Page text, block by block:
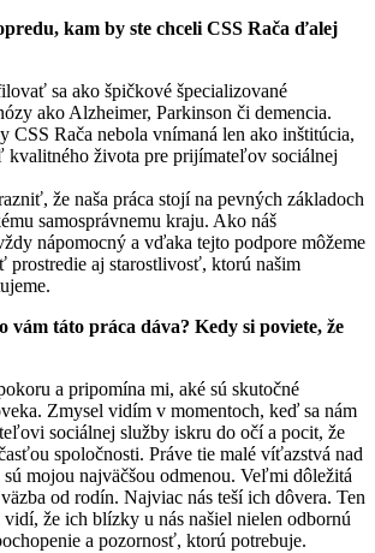
kam by ste chceli CSS Rača ďalej
sa ako špičkové špecializované
ako Alzheimer, Parkinson či demencia.
CSS Rača nebola vnímaná len ako inštitúcia,
kvalitného života pre prijímateľov sociálnej
že naša práca stojí na pevných základoch
samosprávnemu kraju. Ako náš
nápomocný a vďaka tejto podpore môžeme
prostredie aj starostlivosť, ktorú našim
vám táto práca dáva? Kedy si poviete, že
a pripomína mi, aké sú skutočné
Zmysel vidím v momentoch, keď sa nám
sociálnej služby iskru do očí a pocit, že
spoločnosti. Práve tie malé víťazstvá nad
sú mojou najväčšou odmenou. Veľmi dôležitá
od rodín. Najviac nás teší ich dôvera. Ten
že ich blízky u nás našiel nielen odbornú
a pozornosť, ktorú potrebuje.